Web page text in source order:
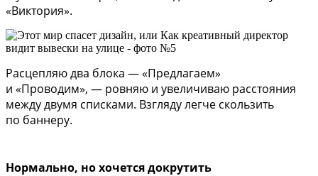
«Виктория».
Расцепляю два блока — «Предлагаем»
и «Проводим», — ровняю и увеличиваю расстояния
между двумя списками. Взгляду легче скользить
по баннеру.
Нормально, но хочется докрутить